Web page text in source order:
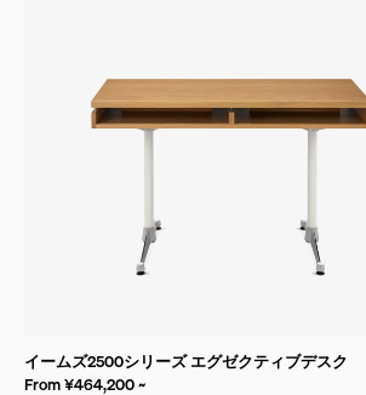
イームズ2500シリーズ エグゼクティブデスク
From ¥464,200 ~